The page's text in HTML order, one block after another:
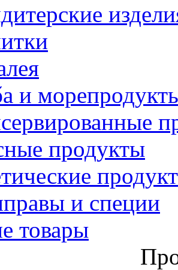
и
продукты
и специи
товары